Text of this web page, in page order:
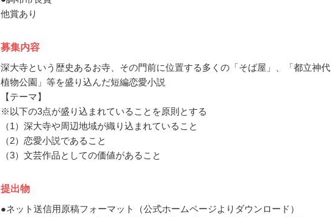
他賞あり
募集内容
深大寺という歴史あるお寺、その門前に位置する多くの「そば屋」、「都立神代
植物公園」等を盛り込んだ短編恋愛小説
【テーマ】
※以下の3点が盛り込まれていることを原則とする
（1）深大寺や周辺地域が織り込まれていること
（2）恋愛小説であること
（3）文芸作品としての価値があること
提出物
●ネット送信用原稿フォーマット（公式ホームページよりダウンロード）